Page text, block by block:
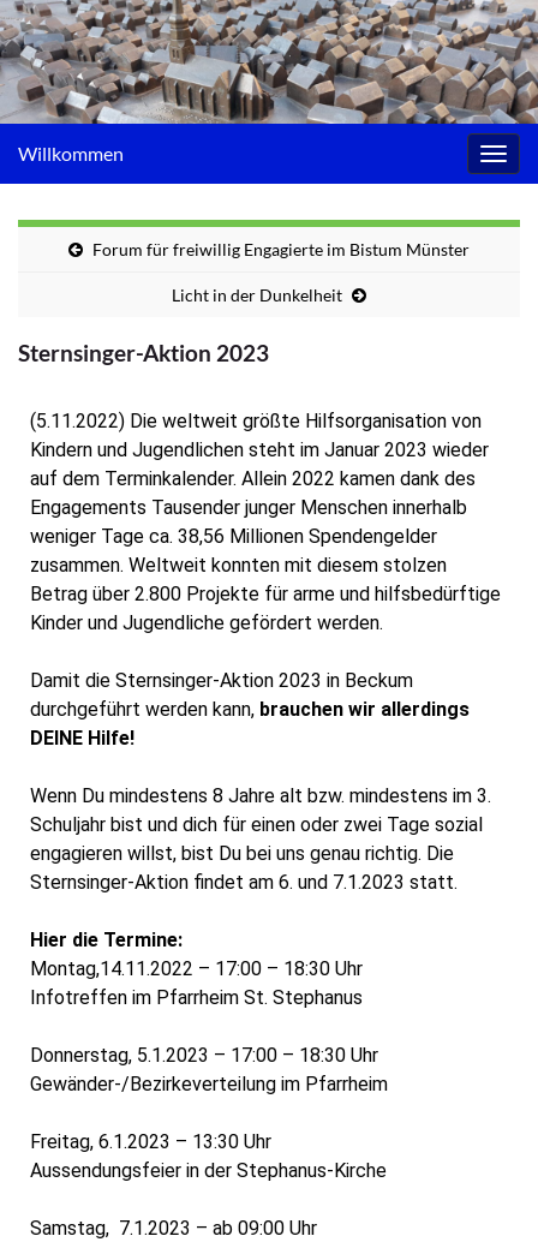
Willkommen
Forum für freiwillig Engagierte im Bistum Münster
Licht in der Dunkelheit
Sternsinger-Aktion 2023
(5.11.2022) Die weltweit größte Hilfsorganisation von
Kindern und Jugendlichen steht im Januar 2023 wieder
auf dem Terminkalender. Allein 2022 kamen dank des
Engagements Tausender junger Menschen innerhalb
weniger Tage ca. 38,56 Millionen Spendengelder
zusammen. Weltweit konnten mit diesem stolzen
Betrag über 2.800 Projekte für arme und hilfsbedürftige
Kinder und Jugendliche gefördert werden.
Damit die Sternsinger-Aktion 2023 in Beckum
durchgeführt werden kann, brauchen wir allerdings
DEINE Hilfe!
Wenn Du mindestens 8 Jahre alt bzw. mindestens im 3.
Schuljahr bist und dich für einen oder zwei Tage sozial
engagieren willst, bist Du bei uns genau richtig. Die
Sternsinger-Aktion findet am 6. und 7.1.2023 statt.
Hier die Termine:
Montag,14.11.2022 – 17:00 – 18:30 Uhr
Infotreffen im Pfarrheim St. Stephanus
Donnerstag, 5.1.2023 – 17:00 – 18:30 Uhr
Gewänder-/Bezirkeverteilung im Pfarrheim
Freitag, 6.1.2023 – 13:30 Uhr
Aussendungsfeier in der Stephanus-Kirche
Samstag, 7.1.2023 – ab 09:00 Uhr